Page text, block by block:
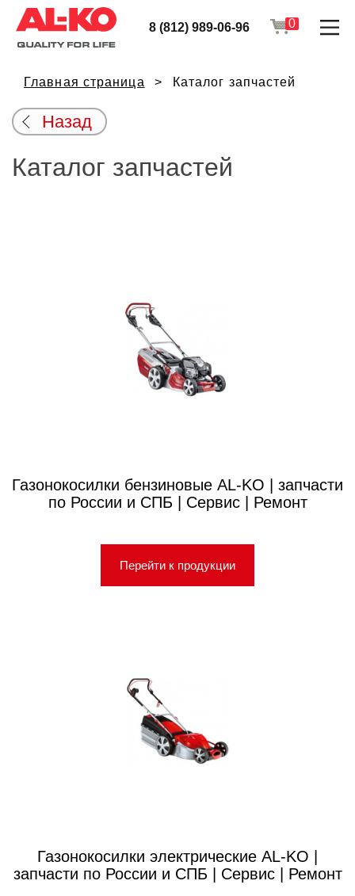
8 (812) 989-06-96 0
Главная страница Каталог запчастей
Назад
Каталог запчастей
Газонокосилки бензиновые AL-KO | запчасти
по России и СПБ | Сервис | Ремонт
Перейти к продукции
Газонокосилки электрические AL-KO |
запчасти по России и СПБ | Сервис | Ремонт